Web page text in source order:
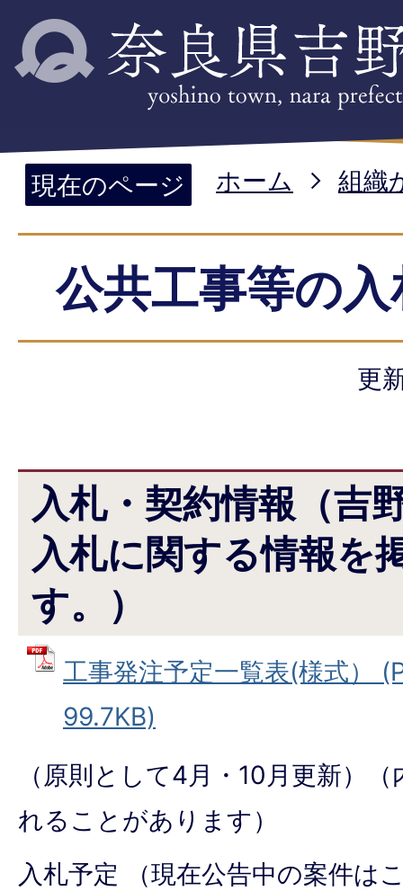
現在のページ ホーム 組織
公共工事等の
更
入札・契約情報（吉
入札に関する情報を
す。）
工事発注予定一覧表(様式）
99.7KB)
（原則として4月・10月更新）
れることがあります）
入札予定 （現在公告中の案件は